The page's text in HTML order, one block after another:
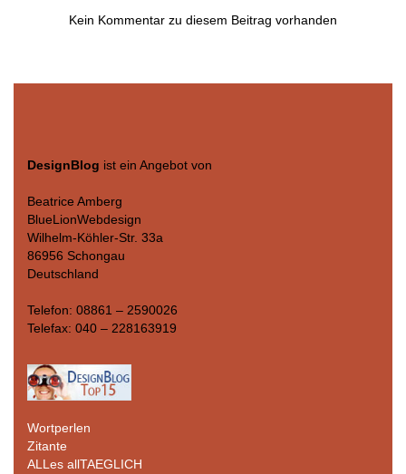
Kein Kommentar zu diesem Beitrag vorhanden
DesignBlog ist ein Angebot von
Beatrice Amberg
BlueLionWebdesign
Wilhelm-Köhler-Str. 33a
86956 Schongau
Deutschland
Telefon: 08861 – 2590026
Telefax: 040 – 228163919
Wortperlen
Zitante
ALLes allTAEGLICH